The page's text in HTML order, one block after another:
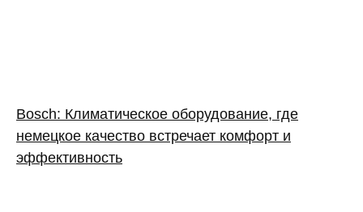
Bosch: Климатическое оборудование, где
немецкое качество встречает комфорт и
эффективность